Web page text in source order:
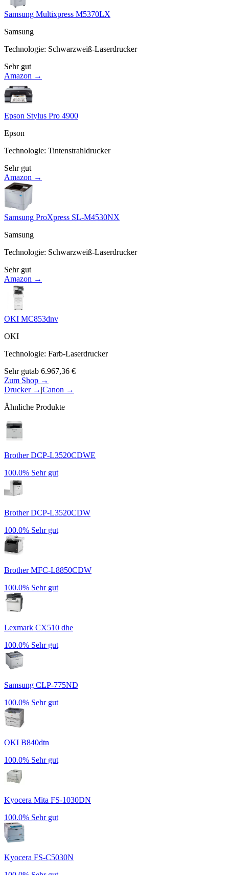
Samsung Multixpress M5370LX
Samsung
Technologie: Schwarzweiß-Laserdrucker
Sehr gut
Amazon →
Epson Stylus Pro 4900
Epson
Technologie: Tintenstrahldrucker
Sehr gut
Amazon →
Samsung ProXpress SL-M4530NX
Samsung
Technologie: Schwarzweiß-Laserdrucker
Sehr gut
Amazon →
OKI MC853dnv
OKI
Technologie: Farb-Laserdrucker
Sehr gutab 6.967,36 €
Zum Shop →
Drucker→ |Canon →
Ähnliche Produkte
Brother DCP-L3520CDWE
100.0% Sehr gut
Brother DCP-L3520CDW
100.0% Sehr gut
Brother MFC-L8850CDW
100.0% Sehr gut
Lexmark CX510 dhe
100.0% Sehr gut
Samsung CLP-775ND
100.0% Sehr gut
OKI B840dtn
100.0% Sehr gut
Kyocera Mita FS-1030DN
100.0% Sehr gut
Kyocera FS-C5030N